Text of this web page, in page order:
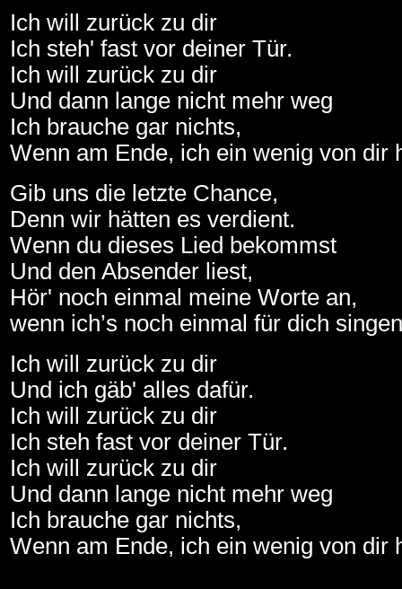
Ich will zurück zu dir
Ich steh' fast vor deiner Tür.
Ich will zurück zu dir
Und dann lange nicht mehr weg
Ich brauche gar nichts,
Wenn am Ende, ich ein wenig von dir
Gib uns die letzte Chance,
Denn wir hätten es verdient.
Wenn du dieses Lied bekommst
Und den Absender liest,
Hör' noch einmal meine Worte an,
wenn ich’s noch einmal für dich
Ich will zurück zu dir
Und ich gäb' alles dafür.
Ich will zurück zu dir
Ich steh fast vor deiner Tür.
Ich will zurück zu dir
Und dann lange nicht mehr weg
Ich brauche gar nichts,
Wenn am Ende, ich ein wenig von dir